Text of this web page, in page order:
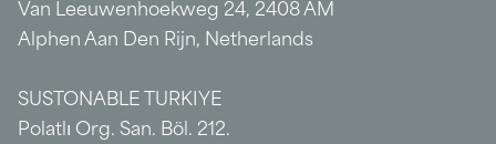
Van Leeuwenhoekweg 24, 2408 AM
Alphen Aan Den Rijn, Netherlands
SUSTONABLE TURKIYE
Polatlı Org. San. Böl. 212.